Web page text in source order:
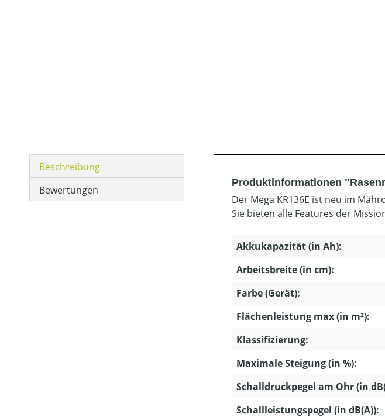
Beschreibung
Bewertungen
Produktinformationen
Der Mega KR136E ist neu im
Sie bieten alle Features der
Akkukapazität (in Ah):
Arbeitsbreite (in cm):
Farbe (Gerät):
Flächenleistung max (in m²):
Klassifizierung:
Maximale Steigung (in %):
Schalldruckpegel am Ohr (in
Schallleistungspegel (in dB(A)):